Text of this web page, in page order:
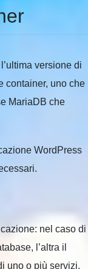
versione di
container, uno che
MariaDB che
WordPress
nel caso di
l’altra il
uno o più servizi.